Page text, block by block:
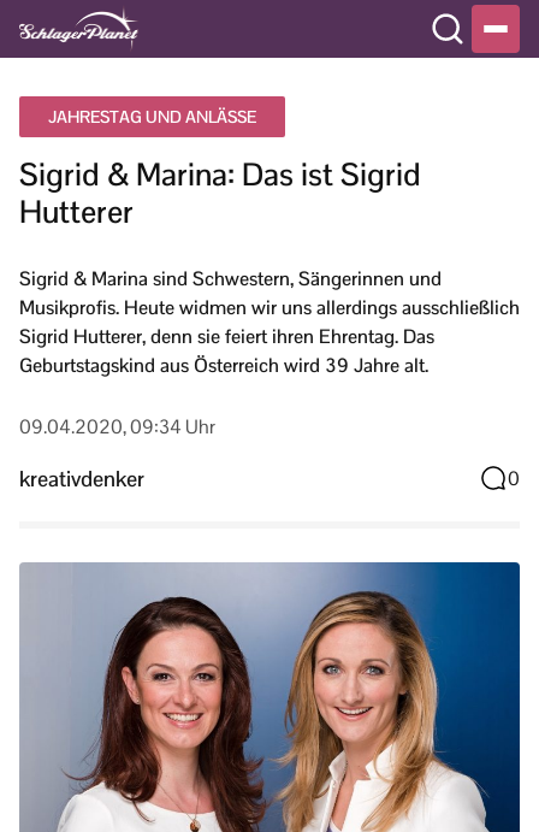
JAHRESTAG UND ANLÄSSE
Sigrid & Marina: Das ist Sigrid
Hutterer
Sigrid & Marina sind Schwestern, Sängerinnen und
Musikprofis. Heute widmen wir uns allerdings ausschließlich
Sigrid Hutterer, denn sie feiert ihren Ehrentag. Das
Geburtstagskind aus Österreich wird 39 Jahre alt.
09.04.2020, 09:34 Uhr
kreativdenker 0